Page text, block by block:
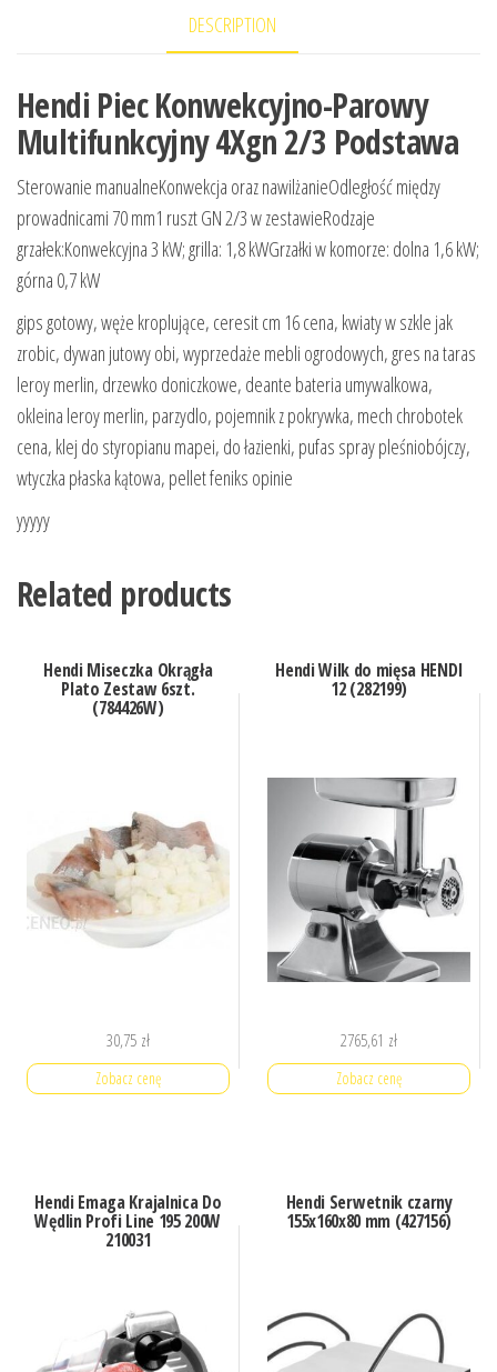
DESCRIPTION
Hendi Piec Konwekcyjno-Parowy
Multifunkcyjny 4Xgn 2/3 Podstawa
Sterowanie manualneKonwekcja oraz nawilżanieOdległość między
prowadnicami 70 mm1 ruszt GN 2/3 w zestawieRodzaje
grzałek:Konwekcyjna 3 kW; grilla: 1,8 kWGrzałki w komorze: dolna 1,6 kW;
górna 0,7 kW
gips gotowy, węże kroplujące, ceresit cm 16 cena, kwiaty w szkle jak
zrobic, dywan jutowy obi, wyprzedaże mebli ogrodowych, gres na taras
leroy merlin, drzewko doniczkowe, deante bateria umywalkowa,
okleina leroy merlin, parzydlo, pojemnik z pokrywka, mech chrobotek
cena, klej do styropianu mapei, do łazienki, pufas spray pleśniobójczy,
wtyczka płaska kątowa, pellet feniks opinie
yyyyy
Related products
Hendi Miseczka Okrągła
Plato Zestaw 6szt.
(784426W)
30,75 zł
Zobacz cenę
Hendi Wilk do mięsa HENDI
12 (282199)
2765,61 zł
Zobacz cenę
Hendi Emaga Krajalnica Do
Wędlin Profi Line 195 200W
210031
Hendi Serwetnik czarny
155x160x80 mm (427156)